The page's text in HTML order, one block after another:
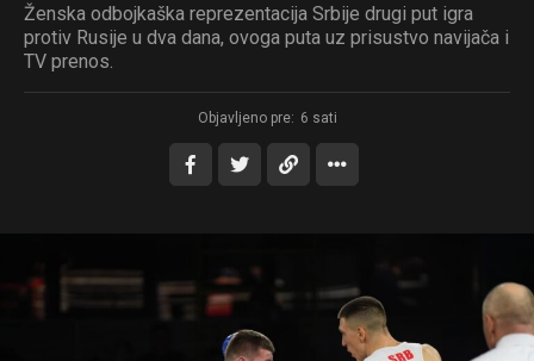
Ženska odbojkaška reprezentacija Srbije drugi put igra
protiv Rusije u dva dana, ovoga puta uz prisustvo navijača i
TV prenos.
Objavljeno pre: 6 sati